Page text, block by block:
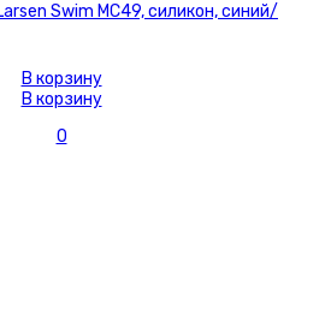
Swim MC49, силикон, синий/
В корзину
В корзину
0